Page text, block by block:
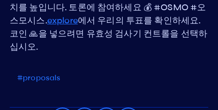
치를 높입니다. 토론에 참여하세요 💰 #OSMO #오
스모시스.explore에서 우리의 투표를 확인하세요.
코인 🙏을 넣으려면 유효성 검사기 컨트롤을 선택하
십시오.
#proposals